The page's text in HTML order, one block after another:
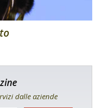
dalle aziende